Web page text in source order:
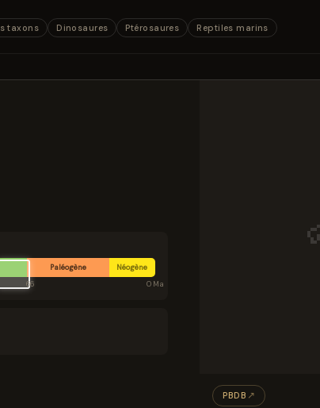
taxons Dinosaures Ptérosaures Reptiles marins
Paléogène
Néogène
66 0 Ma
PBDB ↗